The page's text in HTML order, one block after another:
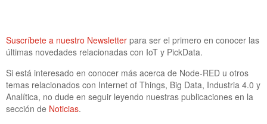
Suscríbete a nuestro Newsletter para ser el primero en conocer las
últimas novedades relacionadas con IoT y PickData.
Si está interesado en conocer más acerca de Node-RED u otros
temas relacionados con Internet of Things, Big Data, Industria 4.0 y
Analítica, no dude en seguir leyendo nuestras publicaciones en la
sección de Noticias.
SOLUTIONS WORLD CONGRESS 2022
05 Mayo 2022
PickData estará presente en la feria IoT Solutions World
Congress 2022, uno de los mayores eventos a nivel europeo
en los sectores del Internet of Things, Blockchain AI & Big
Data, Cloud y Ciberseguridad, que se celebrará el 10, 11 y 12